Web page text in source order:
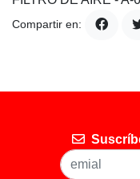
Compartir en: